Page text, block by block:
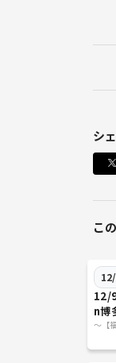
シ
こ
12/
n博
～【